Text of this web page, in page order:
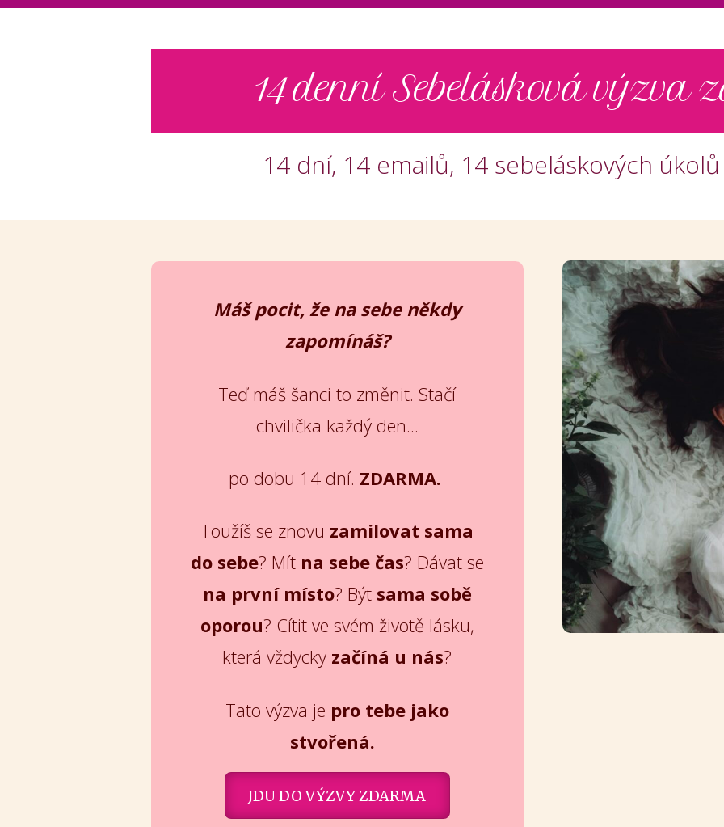
14 denní Sebelásková výzva
14 dní, 14 emailů, 14 sebeláskových
Máš pocit, že na sebe někdy
zapomínáš?
Teď máš šanci to změnit. Stačí
chvilička každý den...
po dobu 14 dní. ZDARMA.
Toužíš se znovu zamilovat sama
do sebe? Mít na sebe čas? Dávat se
na první místo? Být sama sobě
oporou? Cítit ve svém životě lásku,
která vždycky začíná u nás?
Tato výzva je pro tebe jako
stvořená.
JDU DO VÝZVY ZDARMA